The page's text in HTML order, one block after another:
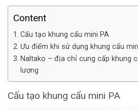
Content
Cấu tạo khung cẩu mini PA
Ưu điểm khi sử dụng khung cẩu
Naltako – địa chỉ cung cấp khung
lượng
Cấu tạo khung cẩu mini PA